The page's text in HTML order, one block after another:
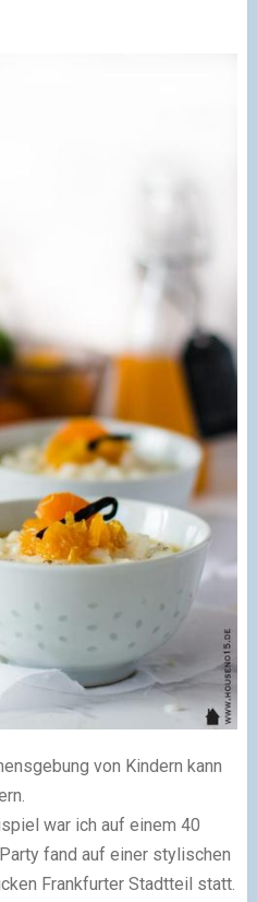
von Kindern kann
war ich auf einem 40
fand auf einer stylischen
Frankfurter Stadtteil statt.